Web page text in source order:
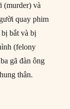
(murder) và
quay phim
bắt và bị
(felony
gã đàn ông
thân.
bị bắn chết khi